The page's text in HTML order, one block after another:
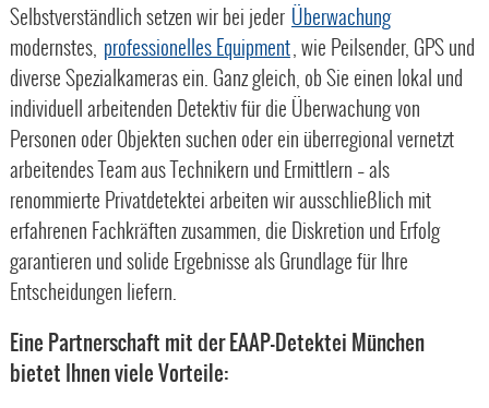
Selbstverständlich setzen wir bei jeder Überwachung
modernstes, professionelles Equipment, wie Peilsender, GPS und
diverse Spezialkameras ein. Ganz gleich, ob Sie einen lokal und
individuell arbeitenden Detektiv für die Überwachung von
Personen oder Objekten suchen oder ein überregional vernetzt
arbeitendes Team aus Technikern und Ermittlern – als
renommierte Privatdetektei arbeiten wir ausschließlich mit
erfahrenen Fachkräften zusammen, die Diskretion und Erfolg
garantieren und solide Ergebnisse als Grundlage für Ihre
Entscheidungen liefern.
Eine Partnerschaft mit der EAAP-Detektei München
bietet Ihnen viele Vorteile: